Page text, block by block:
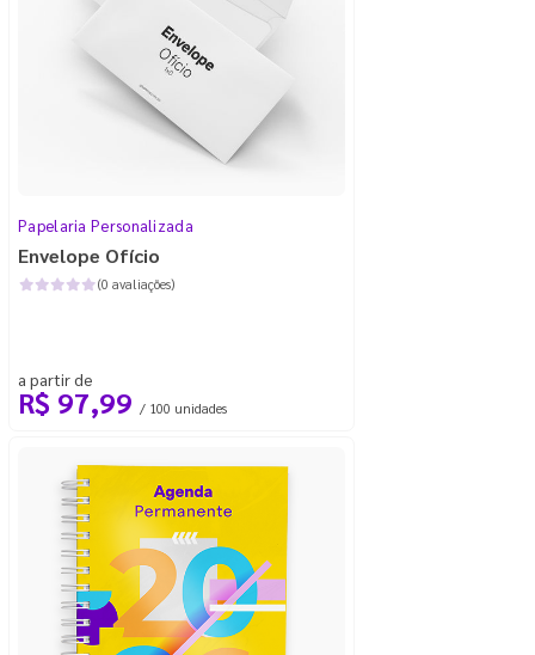
Papelaria Personalizada
Envelope Ofício
(0 avaliações)
a partir de
R$ 97,99 / 100 unidades